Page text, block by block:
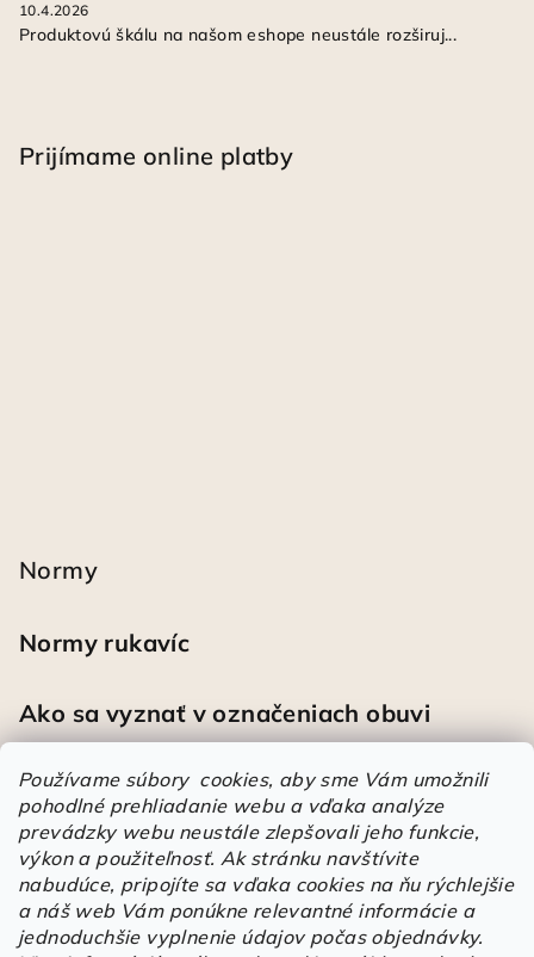
Používame súbory cookies, aby sme Vám umožnili
pohodlné prehliadanie webu a vďaka analýze
prevádzky webu neustále zlepšovali jeho funkcie,
výkon a použiteľnosť. Ak stránku navštívite
nabudúce, pripojíte sa vďaka cookies na ňu rýchlejšie
a náš web Vám ponúkne relevantné informácie a
jednoduchšie vyplnenie údajov počas objednávky.
10.4.2026
Produktovú škálu na našom eshope neustále rozširuj...
Prijímame online platby
Normy
Normy rukavíc
Ako sa vyznať v označeniach obuvi
Heureka
Športové pracovné poltopánky PRESTIGE CLASSIC biele
Hodnotenie produktu je 5 z 5 hviezdičiek.
| Mária